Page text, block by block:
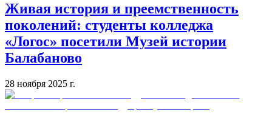
Живая история и преемственность
поколений: студенты колледжа
«Логос» посетили Музей истории
Балабаново
28 ноября 2025 г.